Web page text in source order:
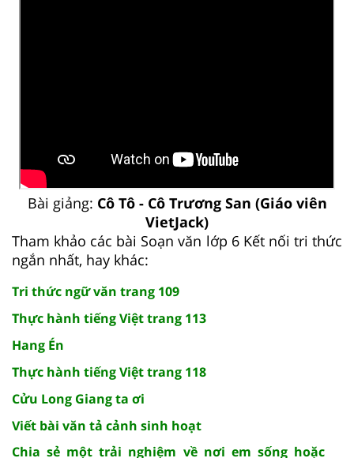
Bài giảng: Cô Tô - Cô Trương San (Giáo viên
VietJack)
Tham khảo các bài Soạn văn lớp 6 Kết nối tri thức
ngắn nhất, hay khác:
Tri thức ngữ văn trang 109
Thực hành tiếng Việt trang 113
Hang Én
Thực hành tiếng Việt trang 118
Cửu Long Giang ta ơi
Viết bài văn tả cảnh sinh hoạt
Chia sẻ một trải nghiệm về nơi em sống hoặc